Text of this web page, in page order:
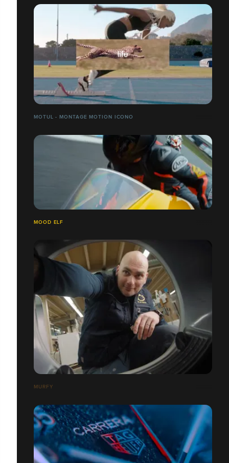
MOTUL - MONTAGE MOTION ICONO
MOOD ELF
MURFY